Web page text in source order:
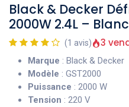
Black & Decker
2000W 2.4L –
(1 avis) 3
Marque : Black & Decker
Modèle : GST2000
Puissance : 2000 W
Tension : 220 V